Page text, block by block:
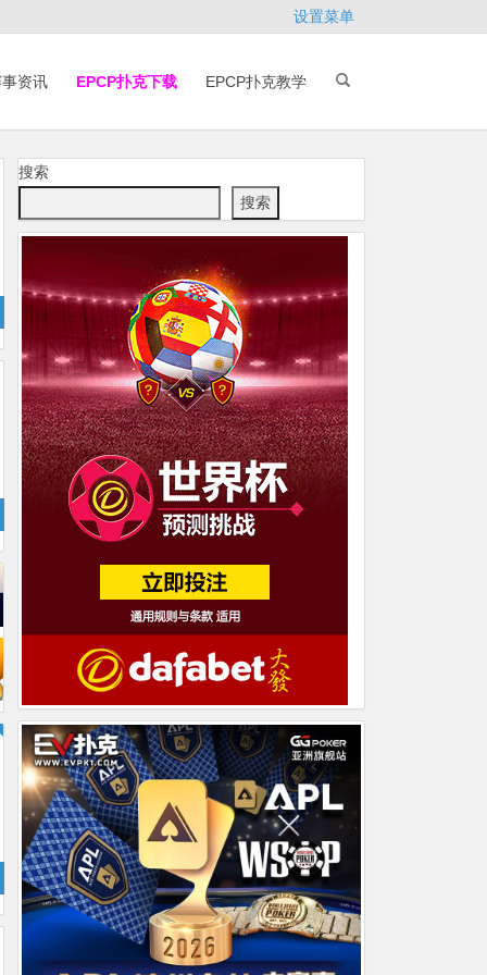
设置菜单
资讯 EPCP扑克下载 EPCP扑克教学
搜索
搜索